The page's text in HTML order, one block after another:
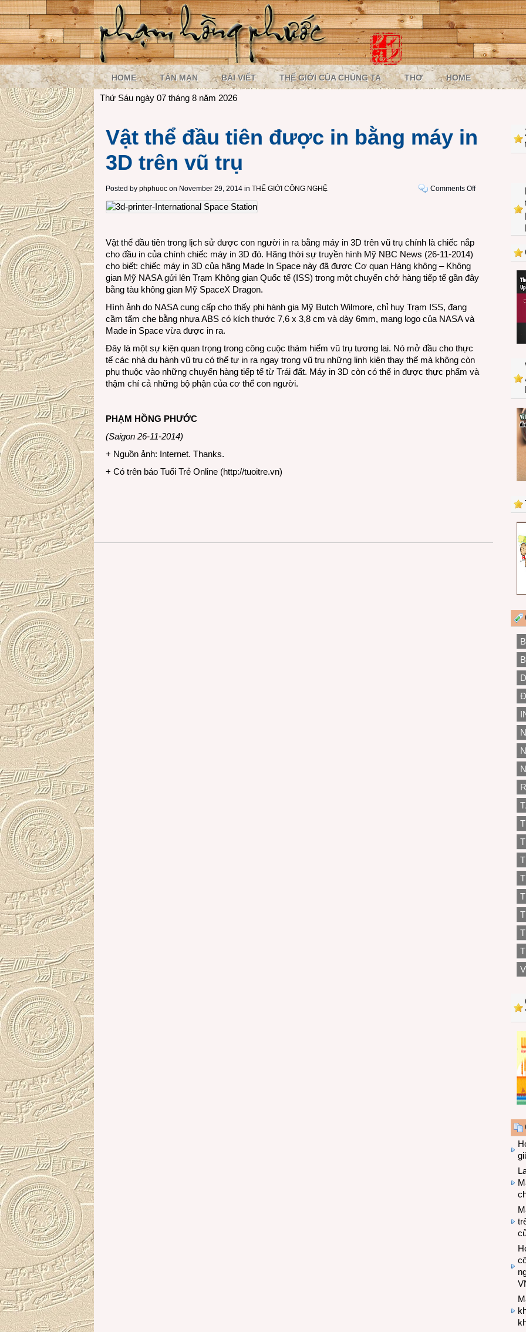
HOME TẢN MẠN BÀI VIẾT THẾ GIỚI CỦA CHÚNG TA THƠ HOME
Thứ Sáu ngày 07 tháng 8 năm 2026
Vật thể đầu tiên được in bằng máy in
3D trên vũ trụ
Posted by phphuoc on November 29, 2014 in THẾ GIỚI CÔNG NGHỆ Comments Offon
máy
Vật thể đầu tiên trong lịch sử được con người in ra bằng máy in 3D trên vũ trụ chính là chiếc nắp
cho đầu in của chính chiếc máy in 3D đó. Hãng thời sự truyền hình Mỹ NBC News (26-11-2014)
cho biết: chiếc máy in 3D của hãng Made In Space này đã được Cơ quan Hàng không – Không
gian Mỹ NASA gửi lên Trạm Không gian Quốc tế (ISS) trong một chuyến chở hàng tiếp tế gần đây
bằng tàu không gian Mỹ SpaceX Dragon.
Hình ảnh do NASA cung cấp cho thấy phi hành gia Mỹ Butch Wilmore, chỉ huy Trạm ISS, đang
cầm tấm che bằng nhựa ABS có kích thước 7,6 x 3,8 cm và dày 6mm, mang logo của NASA và
Made in Space vừa được in ra.
Đây là một sự kiện quan trọng trong công cuộc thám hiểm vũ trụ tương lai. Nó mở đầu cho thực
tế các nhà du hành vũ trụ có thể tự in ra ngay trong vũ trụ những linh kiện thay thế mà không còn
phụ thuộc vào những chuyến hàng tiếp tế từ Trái đất. Máy in 3D còn có thể in được thực phẩm và
thậm chí cả những bộ phận của cơ thể con người.
PHẠM HỒNG PHƯỚC
(Saigon 26-11-2014)
+ Nguồn ảnh: Internet. Thanks.
+ Có trên báo Tuổi Trẻ Online (http://tuoitre.vn)